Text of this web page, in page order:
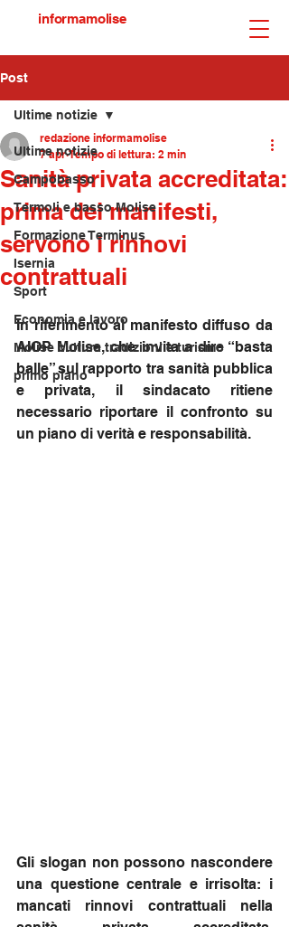
informamolise
Post
Ultime notizie
Campobasso
Termoli e basso Molise
Formazione Terminus
Isernia
Sport
Economia e lavoro
Molise cultura tradizioni e turismo
primo piano
Ultime notizie
Sanità privata accreditata:
prima dei manifesti,
servono i rinnovi
contrattuali
redazione informamolise
7 apr Tempo di lettura: 2 min
In riferimento al manifesto diffuso da
AIOP Molise, che invita a dire “basta
balle” sul rapporto tra sanità pubblica
e privata, il sindacato ritiene
necessario riportare il confronto su
un piano di verità e responsabilità.
Gli slogan non possono nascondere
una questione centrale e irrisolta: i
mancati rinnovi contrattuali nella